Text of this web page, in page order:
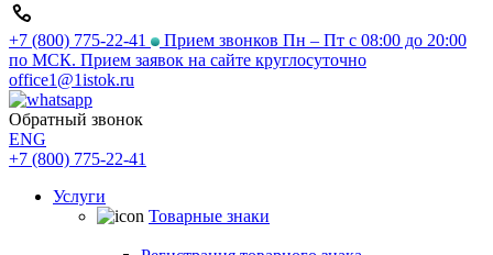
+7 (800) 775-22-41
Прием звонков Пн – Пт с 08:00 до 20:00
по МСК. Прием заявок на сайте круглосуточно
office1@1istok.ru
Обратный звонок
ENG
+7 (800) 775-22-41
Услуги
Товарные знаки